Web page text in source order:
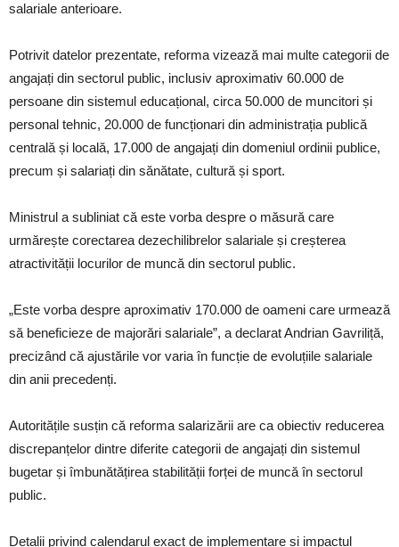
salariale anterioare.
Potrivit datelor prezentate, reforma vizează mai multe categorii de
angajați din sectorul public, inclusiv aproximativ 60.000 de
persoane din sistemul educațional, circa 50.000 de muncitori și
personal tehnic, 20.000 de funcționari din administrația publică
centrală și locală, 17.000 de angajați din domeniul ordinii publice,
precum și salariați din sănătate, cultură și sport.
Ministrul a subliniat că este vorba despre o măsură care
urmărește corectarea dezechilibrelor salariale și creșterea
atractivității locurilor de muncă din sectorul public.
„Este vorba despre aproximativ 170.000 de oameni care urmează
să beneficieze de majorări salariale”, a declarat Andrian Gavriliță,
precizând că ajustările vor varia în funcție de evoluțiile salariale
din anii precedenți.
Autoritățile susțin că reforma salarizării are ca obiectiv reducerea
discrepanțelor dintre diferite categorii de angajați din sistemul
bugetar și îmbunătățirea stabilității forței de muncă în sectorul
public.
Detalii privind calendarul exact de implementare și impactul